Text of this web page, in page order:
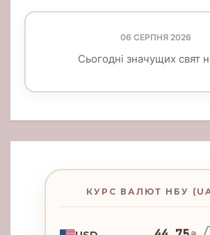
06 СЕРПНЯ 2026
Сьогодні значущих свят
КУРС ВАЛЮТ НБУ